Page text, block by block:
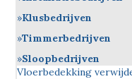
Klusbedrijven
Timmerbedrijven
Sloopbedrijven
Vloerbedekking